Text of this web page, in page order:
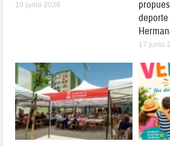
19 junio 2026
17 junio